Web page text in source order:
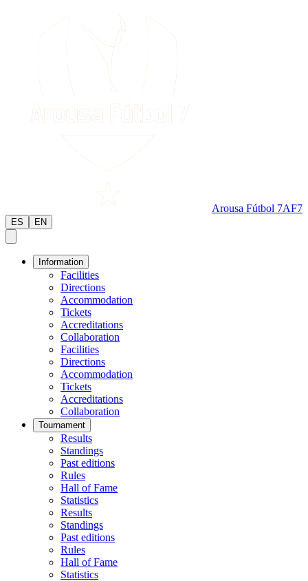
Arousa Fútbol 7AF7
ES EN
Information
Facilities
Directions
Accommodation
Tickets
Accreditations
Collaboration
Facilities
Directions
Accommodation
Tickets
Accreditations
Collaboration
Tournament
Results
Standings
Past editions
Rules
Hall of Fame
Statistics
Results
Standings
Past editions
Rules
Hall of Fame
Statistics